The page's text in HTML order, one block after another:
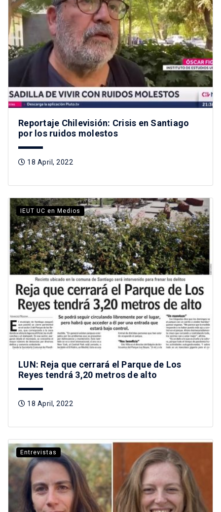
Reportaje Chilevisión: Crisis en Santiago
por los ruidos molestos
18 April, 2022
IEUT UC en Medios
LUN: Reja que cerrará el Parque de Los
Reyes tendrá 3,20 metros de alto
18 April, 2022
Entrevistas